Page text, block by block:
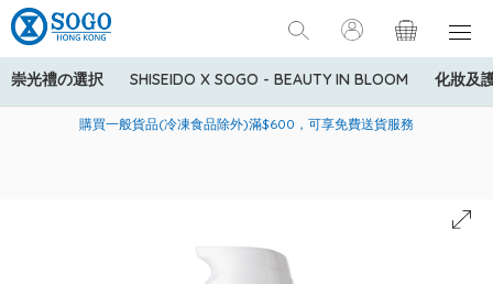
崇光禮の選択 SHISEIDO X SOGO - BEAUTY IN BLOOM 化妝及
美國運通Explorer®信用卡會員購物禮遇：高達5%簽賬回贈！
購買一般貨品(冷凍食品除外)滿$600，可享免費送貨服務
寄送中國內地服務只適用於指定商品，若訂單金額少於HK$600(折